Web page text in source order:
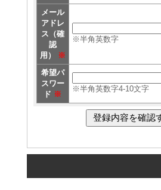
メール
アドレ
ス（確
認
用）
※
※半角英数字
希望パ
スワー
ド ※
※半角英数字4-10文字